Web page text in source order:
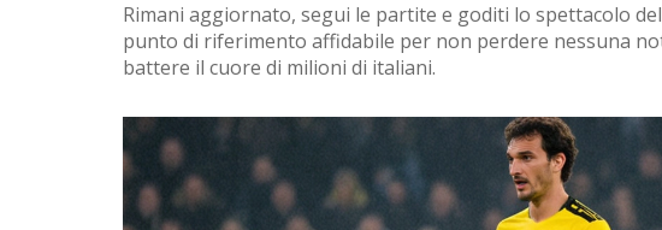
Rimani aggiornato, segui le partite e goditi lo spettacolo
punto di riferimento affidabile per non perdere nessuna
battere il cuore di milioni di italiani.